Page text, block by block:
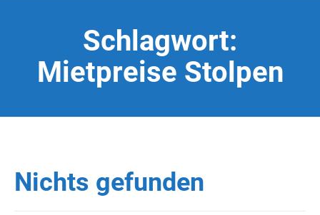
Schlagwort:
Mietpreise Stolpen
Nichts gefunden